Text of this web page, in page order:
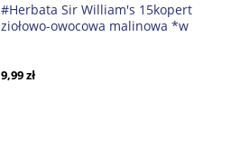
#Herbata Sir William's 15kopert
ziołowo-owocowa malinowa *w
9,99 zł